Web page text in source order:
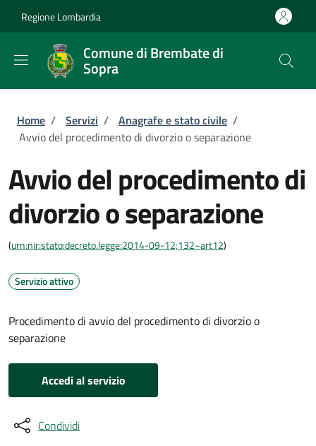
Regione Lombardia
Comune di Brembate di
Sopra
Briciole di pane
Home / Servizi / Anagrafe e stato civile /
Avvio del procedimento di divorzio o separazione
Avvio del procedimento di
divorzio o separazione
(urn:nir:stato:decreto.legge:2014-09-12;132~art12)
Servizio attivo
Procedimento di avvio del procedimento di divorzio o
separazione
Accedi al servizio
Condividi